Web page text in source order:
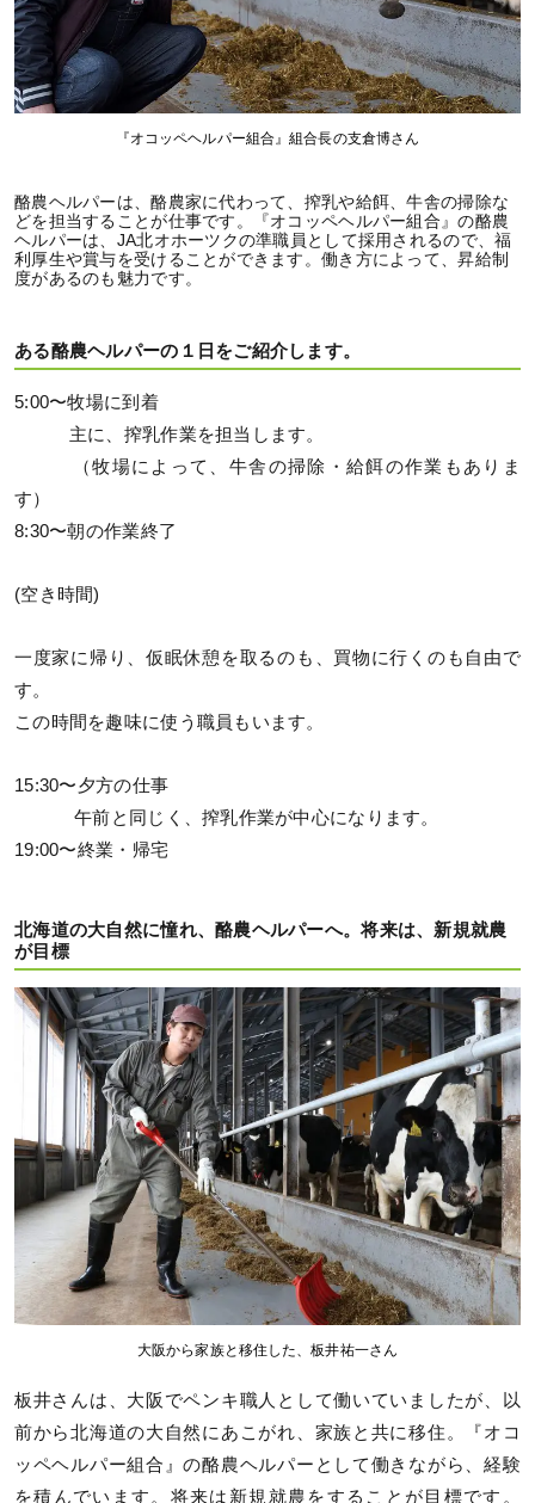
『オコッペヘルパー組合』組合長の支倉博さん
酪農ヘルパーは、酪農家に代わって、搾乳や給餌、牛舎の掃除な
どを担当することが仕事です。『オコッペヘルパー組合』の酪農
ヘルパーは、JA北オホーツクの準職員として採用されるので、福
利厚生や賞与を受けることができます。働き方によって、昇給制
度があるのも魅力です。
ある酪農ヘルパーの１日をご紹介します。
5:00〜牧場に到着
主に、搾乳作業を担当します。
（牧場によって、牛舎の掃除・給餌の作業もありま
す）
8:30〜朝の作業終了
(空き時間)
一度家に帰り、仮眠休憩を取るのも、買物に行くのも自由で
す。
この時間を趣味に使う職員もいます。
15:30〜夕方の仕事
午前と同じく、搾乳作業が中心になります。
19:00〜終業・帰宅
北海道の大自然に憧れ、酪農ヘルパーへ。将来は、新規就農
が目標
大阪から家族と移住した、板井祐一さん
板井さんは、大阪でペンキ職人として働いていましたが、以
前から北海道の大自然にあこがれ、家族と共に移住。『オコ
ッペヘルパー組合』の酪農ヘルパーとして働きながら、経験
を積んでいます。将来は新規就農をすることが目標です。